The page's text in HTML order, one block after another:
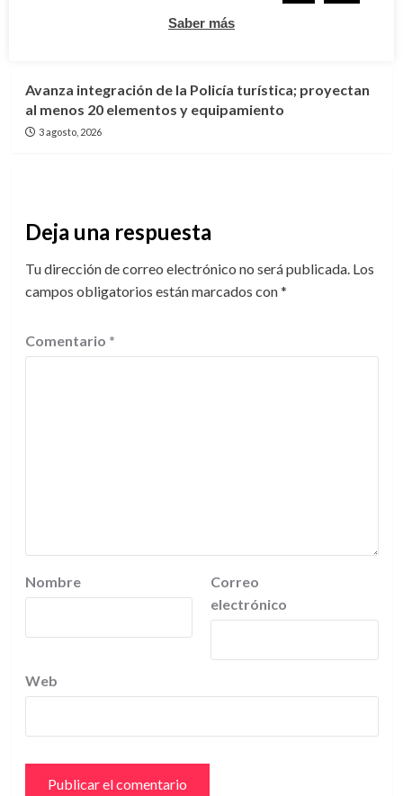
Avanza integración de la Policía turística; proyectan
al menos 20 elementos y equipamiento
3 agosto, 2026
Deja una respuesta
Tu dirección de correo electrónico no será publicada. Los
campos obligatorios están marcados con*
Comentario *
Nombre
Correo
electrónico
Web
Saber más